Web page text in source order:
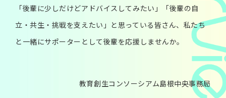
「後輩に少しだけどアドバイスしてみたい」「後輩の自
立・共生・挑戦を支えたい」と思っている皆さん、私たち
と一緒にサポーターとして後輩を応援しませんか。
教育創生コンソーシアム島根中央事務局